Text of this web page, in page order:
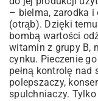
sezam – co
Dodatki, które
owoce, orzechy,
Chleb razowy na
dłuższa świeżość
Praktyczne Porady
Chleba Razowego
Jak unikać
– bielma, zarodka i
(otrąb). Dzięki
bombą wartości
witamin z grupy B,
cynku. Pieczenie
pełną kontrolę nad
polepszaczy,
spulchniaczy.